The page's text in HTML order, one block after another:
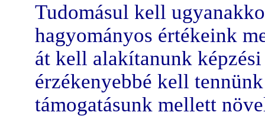
Tudomásul kell
hagyományos értékeink
át kell alakítanunk
érzékenyebbé kell
támogatásunk mellett